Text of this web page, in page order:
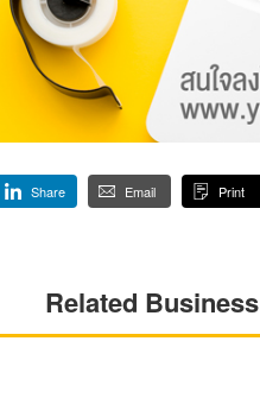
Share Email Print
Related Business